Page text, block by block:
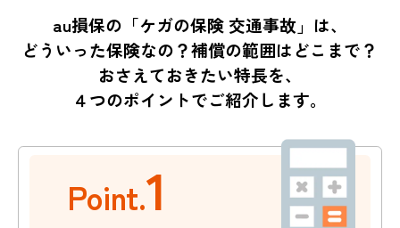
au損保の「ケガの保険 交通事故」は、
どういった保険なの？補償の範囲はどこまで？
おさえておきたい特長を、
４つのポイントでご紹介します。
Point.1